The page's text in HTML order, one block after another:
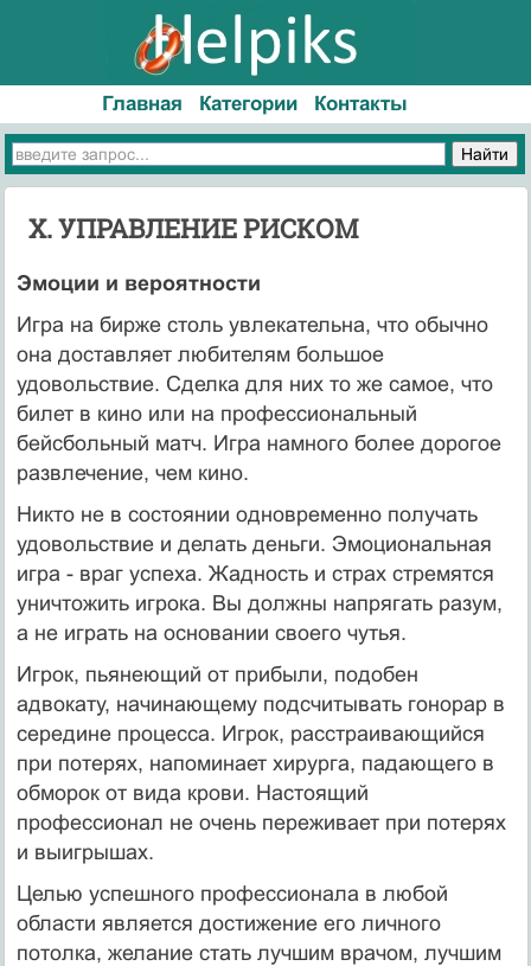
Главная Категории Контакты
X. УПРАВЛЕНИЕ РИСКОМ
Эмоции и вероятности
Игра на бирже столь увлекательна, что обычно
она доставляет любителям большое
удовольствие. Сделка для них то же самое, что
билет в кино или на профессиональный
бейсбольный матч. Игра намного более дорогое
развлечение, чем кино.
Никто не в состоянии одновременно получать
удовольствие и делать деньги. Эмоциональная
игра - враг успеха. Жадность и страх стремятся
уничтожить игрока. Вы должны напрягать разум,
а не играть на основании своего чутья.
Игрок, пьянеющий от прибыли, подобен
адвокату, начинающему подсчитывать гонорар в
середине процесса. Игрок, расстраивающийся
при потерях, напоминает хирурга, падающего в
обморок от вида крови. Настоящий
профессионал не очень переживает при потерях
и выигрышах.
Целью успешного профессионала в любой
области является достижение его личного
потолка, желание стать лучшим врачом, лучшим